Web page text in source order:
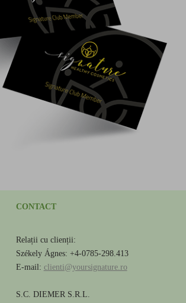
CONTACT
Relații cu clienții:
Székely Ágnes: +4-0785-298.413
E-mail: clienti@yoursignature.ro
S.C. DIEMER S.R.L.